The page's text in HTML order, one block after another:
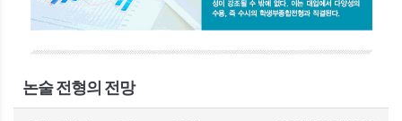
논술 전형의 전망